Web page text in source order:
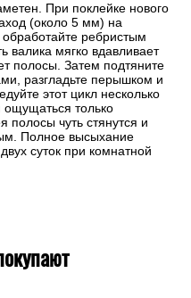
При поклейке нового
(около 5 мм) на
ребристым
валика мягко вдавливает
полосы. Затем подтяните
разгладьте перышком и
этот цикл несколько
только
чуть стянутся и
Полное высыхание
суток при комнатной